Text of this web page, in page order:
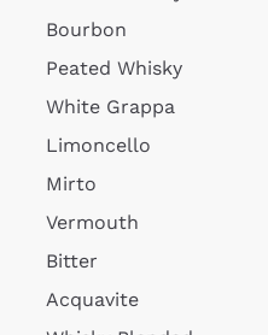
Bourbon
Peated Whisky
White Grappa
Limoncello
Mirto
Vermouth
Bitter
Acquavite